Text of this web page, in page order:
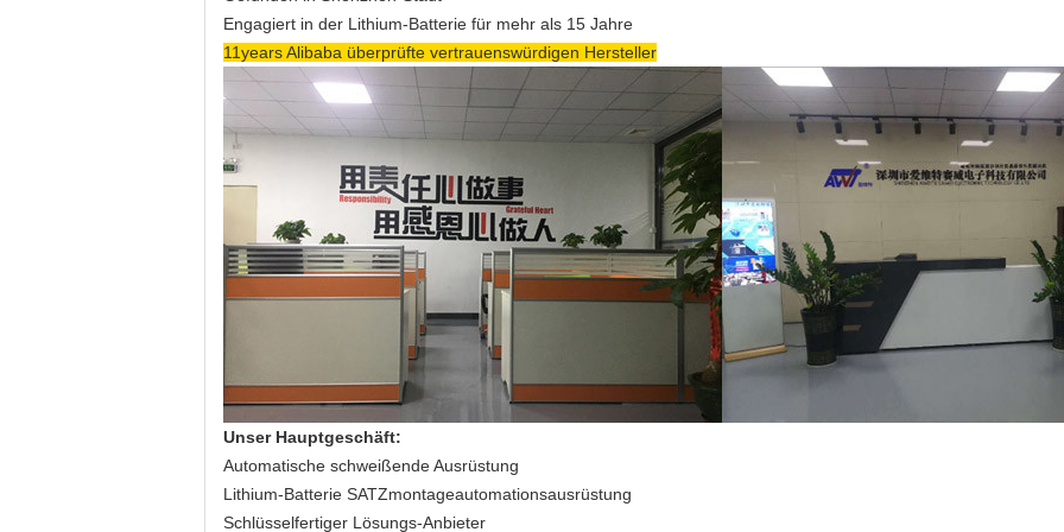
Engagiert in der Lithium-Batterie für mehr als 15 Jahre
11years Alibaba überprüfte vertrauenswürdigen Hersteller
Unser Hauptgeschäft:
Automatische schweißende Ausrüstung
Lithium-Batterie SATZmontageautomationsausrüstung
Schlüsselfertiger Lösungs-Anbieter